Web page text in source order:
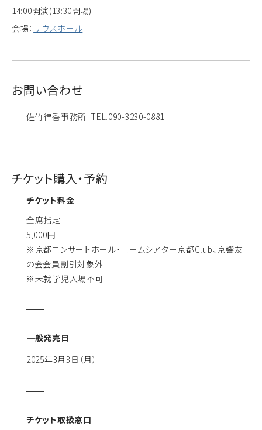
14:00開演(13:30開場)
会場： サウスホール
お問い合わせ
佐竹律香事務所 TEL.090-3230-0881
チケット購入・予約
チケット料金
全席指定
5,000円
※京都コンサートホール・ロームシアター京都Club、京響友
の会会員割引対象外
※未就学児入場不可
一般発売日
2025年3月3日（月）
チケット取扱窓口